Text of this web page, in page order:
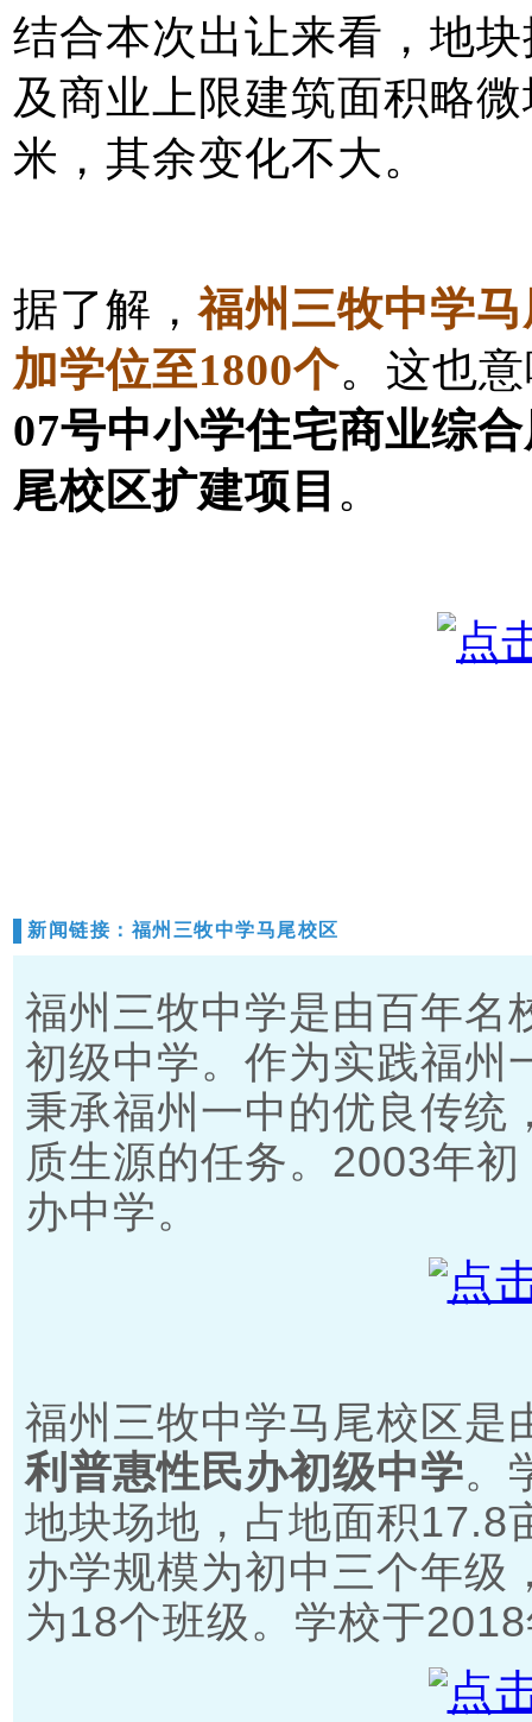
结合本次出让来看，地
及商业上限建筑面积略
米，其余变化不大。
据了解，福州三牧中学
加学位至1800个。这也
07号中小学住宅商业综
尾校区扩建项目 。
新闻链接：福州三牧中学马尾校区
福州三牧中学是由百年名
初级中学。作为实践福州
秉承福州一中的优良传统
质生源的任务。2003年
办中学。
福州三牧中学马尾校区是
利普惠性民办初级中学。
地块场地，占地面积17.8
办学规模为初中三个年级
为18个班级。学校于